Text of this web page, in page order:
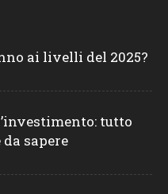
ai livelli del 2025?
tutto
da sapere